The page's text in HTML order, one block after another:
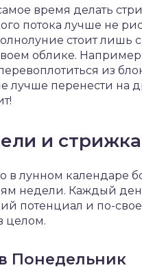
время делать
потока лучше не
стоит
облике.
из
лучше перенести на
и
в лунном календаре
недели. Каждый
потенциал и по-
целом.
Понедельник